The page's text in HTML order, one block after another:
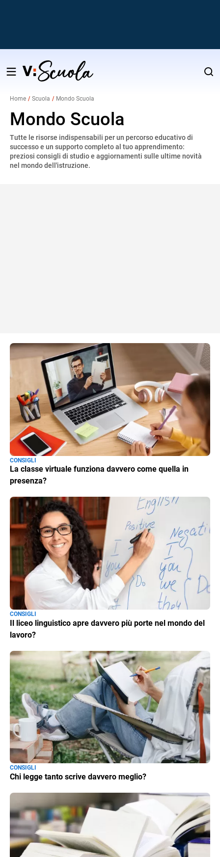
Salta
contenuto
Home Scuola Mondo Scuola
Mondo Scuola
Tutte le risorse indispensabili per un percorso educativo di
successo e un supporto completo al tuo apprendimento:
preziosi consigli di studio e aggiornamenti sulle ultime novità
nel mondo dell'istruzione.
CONSIGLI
La classe virtuale funziona davvero come quella in
presenza?
CONSIGLI
Il liceo linguistico apre davvero più porte nel mondo del
lavoro?
CONSIGLI
Chi legge tanto scrive davvero meglio?